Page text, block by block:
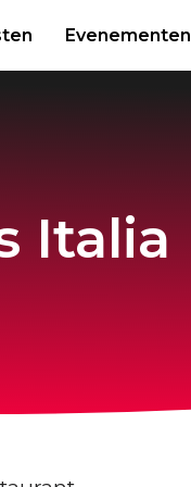
Evenementen
Italia